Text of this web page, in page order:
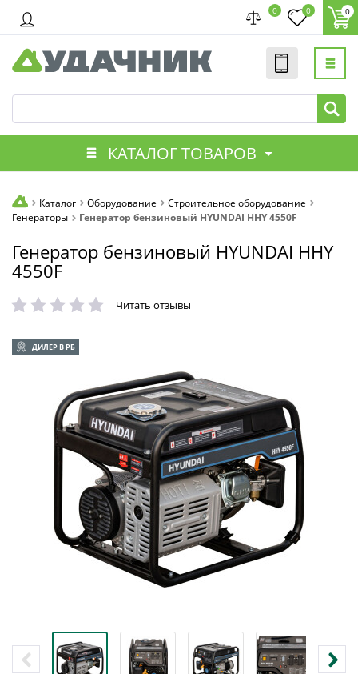
0 0 0
КАТАЛОГ ТОВАРОВ
Каталог Оборудование
Строительное оборудование
Генераторы
Генератор бензиновый HYUNDAI HHY 4550F
Генератор бензиновый HYUNDAI HHY
4550F
Читать отзывы
ДИЛЕР В РБ